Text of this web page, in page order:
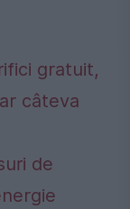
gratuit,
câteva
de